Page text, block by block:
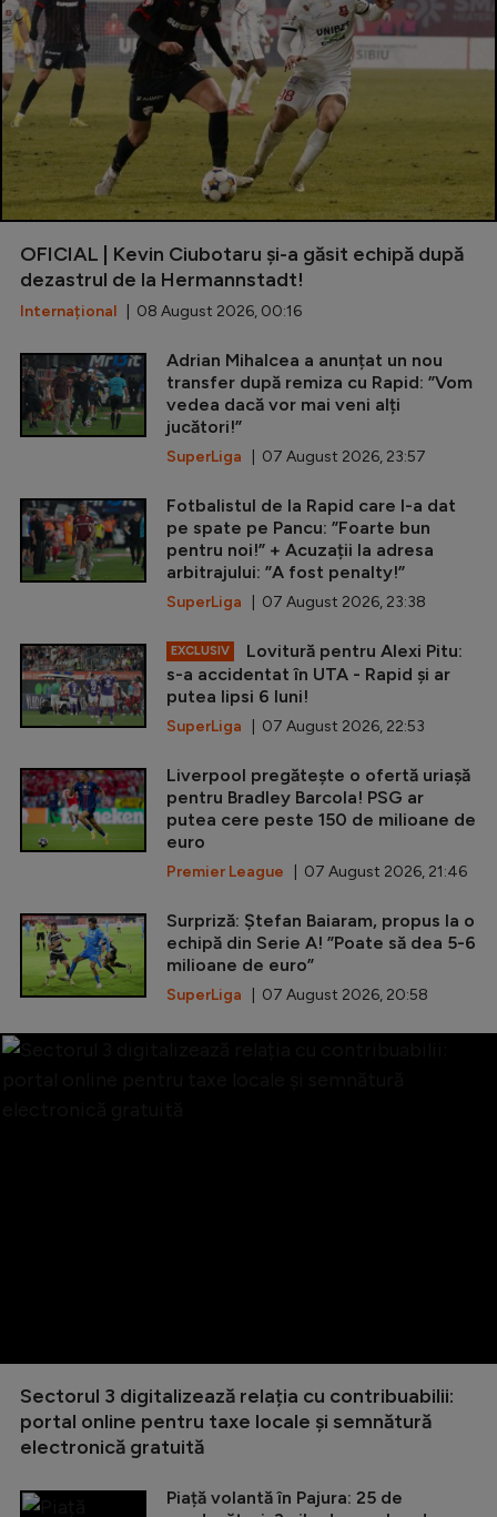
OFICIAL | Kevin Ciubotaru și-a găsit echipă după
dezastrul de la Hermannstadt!
Internațional | 08 August 2026, 00:16
Adrian Mihalcea a anunțat un nou
transfer după remiza cu Rapid: ”Vom
vedea dacă vor mai veni alți
jucători!”
SuperLiga | 07 August 2026, 23:57
Fotbalistul de la Rapid care l-a dat
pe spate pe Pancu: ”Foarte bun
pentru noi!” + Acuzații la adresa
arbitrajului: ”A fost penalty!”
SuperLiga | 07 August 2026, 23:38
EXCLUSIV
Lovitură pentru Alexi Pitu:
s-a accidentat în UTA - Rapid și ar
putea lipsi 6 luni!
SuperLiga | 07 August 2026, 22:53
Liverpool pregătește o ofertă uriașă
pentru Bradley Barcola! PSG ar
putea cere peste 150 de milioane de
euro
Premier League | 07 August 2026, 21:46
Surpriză: Ștefan Baiaram, propus la o
echipă din Serie A! ”Poate să dea 5-6
milioane de euro”
SuperLiga | 07 August 2026, 20:58
Sectorul 3 digitalizează relația cu contribuabilii:
portal online pentru taxe locale și semnătură
electronică gratuită
Piață volantă în Pajura: 25 de